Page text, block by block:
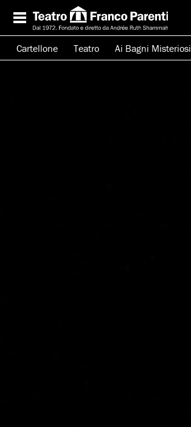
Cartellone Teatro Ai Bagni Misteriosi